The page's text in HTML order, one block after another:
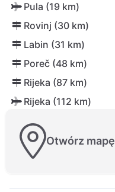
Pula (19 km)
Rovinj (30 km)
Labin (31 km)
Poreč (48 km)
Rijeka (87 km)
Rijeka (112 km)
Otwórz mapę